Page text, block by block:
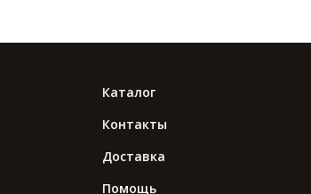
Каталог
Контакты
Доставка
Помощь